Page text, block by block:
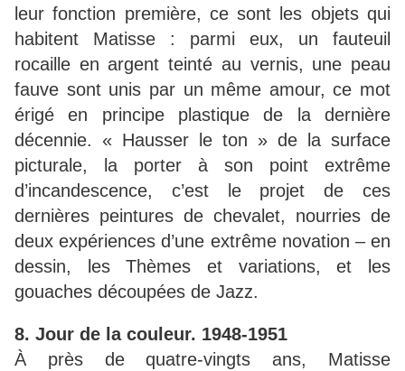
leur fonction première, ce sont les objets qui
habitent Matisse : parmi eux, un fauteuil
rocaille en argent teinté au vernis, une peau
fauve sont unis par un même amour, ce mot
érigé en principe plastique de la dernière
décennie. « Hausser le ton » de la surface
picturale, la porter à son point extrême
d’incandescence, c’est le projet de ces
dernières peintures de chevalet, nourries de
deux expériences d’une extrême novation – en
dessin, les Thèmes et variations, et les
gouaches découpées de Jazz.
8. Jour de la couleur. 1948-1951
À près de quatre-vingts ans, Matisse